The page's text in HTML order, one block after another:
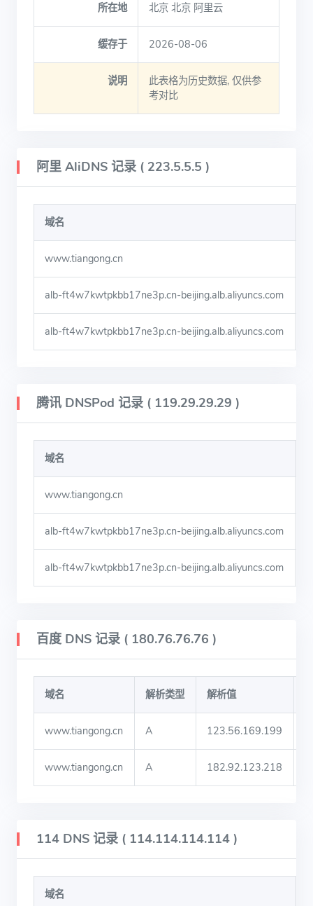
所在地 北京 北京 阿里云
缓存于 2026-08-06
说明
此表格为历史数据, 仅供参
考对比
阿里 AliDNS 记录 ( 223.5.5.5 )
域名
www.tiangong.cn
alb-ft4w7kwtpkbb17ne3p.cn-beijing.alb.aliyuncs.com
alb-ft4w7kwtpkbb17ne3p.cn-beijing.alb.aliyuncs.com
腾讯 DNSPod 记录 ( 119.29.29.29 )
域名
www.tiangong.cn
alb-ft4w7kwtpkbb17ne3p.cn-beijing.alb.aliyuncs.com
alb-ft4w7kwtpkbb17ne3p.cn-beijing.alb.aliyuncs.com
百度 DNS 记录 ( 180.76.76.76 )
域名 解析类型 解析值
www.tiangong.cn A 123.56.169.199
www.tiangong.cn A 182.92.123.218
114 DNS 记录 ( 114.114.114.114 )
域名